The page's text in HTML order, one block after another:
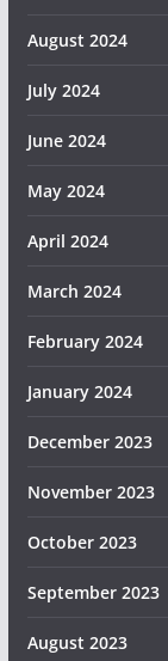
August 2024
July 2024
June 2024
May 2024
April 2024
March 2024
February 2024
January 2024
December 2023
November 2023
October 2023
September 2023
August 2023